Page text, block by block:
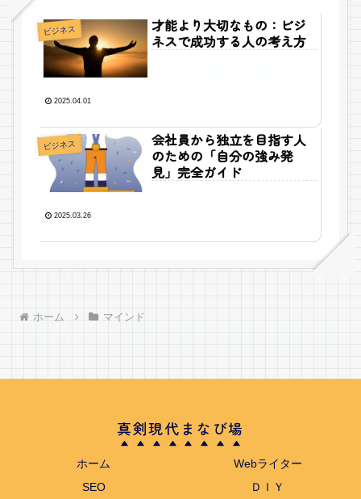
ビジネス
才能より大切なもの：ビジ
ネスで成功する人の考え方
2025.04.01
ビジネス
会社員から独立を目指す人
のための「自分の強み発
見」完全ガイド
2025.03.26
ホーム マインド
真剣現代まなび場
ホーム
Webライター
SEO
ＤＩＹ